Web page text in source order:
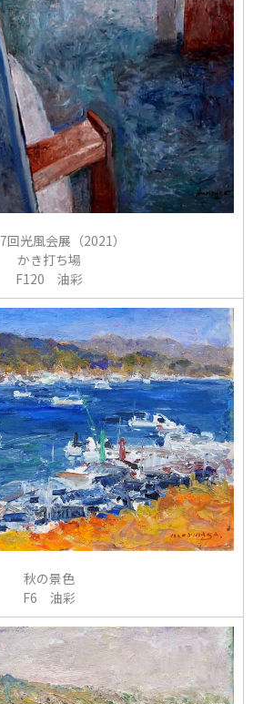
回光風会展（2021）
かき打ち場
F120 油彩
秋の景色
F6 油彩